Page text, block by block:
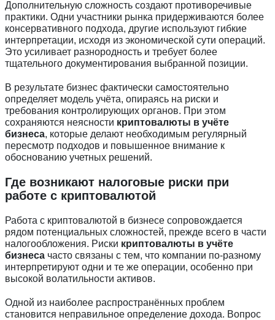
Дополнительную сложность создают противоречивые
практики. Одни участники рынка придерживаются более
консервативного подхода, другие используют гибкие
интерпретации, исходя из экономической сути операций.
Это усиливает разнородность и требует более
тщательного документирования выбранной позиции.
В результате бизнес фактически самостоятельно
определяет модель учёта, опираясь на риски и
требования контролирующих органов. При этом
сохраняются неясности криптовалюты в учёте
бизнеса, которые делают необходимым регулярный
пересмотр подходов и повышенное внимание к
обоснованию учетных решений.
Где возникают налоговые риски при
работе с криптовалютой
Работа с криптовалютой в бизнесе сопровождается
рядом потенциальных сложностей, прежде всего в части
налогообложения. Риски криптовалюты в учёте
бизнеса часто связаны с тем, что компании по-разному
интерпретируют одни и те же операции, особенно при
высокой волатильности активов.
Одной из наиболее распространённых проблем
становится неправильное определение дохода. Вопрос